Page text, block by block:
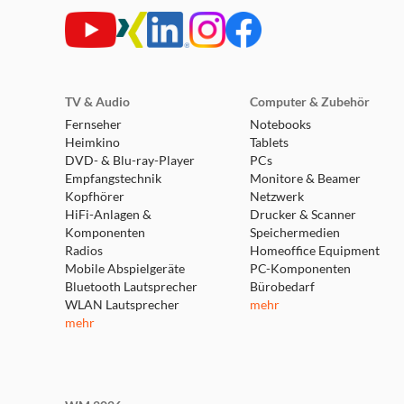
UNTER DER HAUBE
Wie entwickelt man eine bessere Webcam?
PRÄZISE AUFNAHME
Das speziell entwickelte Premium-Objektiv und
farbgetreues Bild. Mit diesem leistungsstarken
ROBUSTE BILDENGINE
Hier findet die Magie statt. Ein ultraschneller
erfolgen automatisch, bei anderen hast du die
ULTRASCHNELLES USB
Erlebe die geballte Power von USB 3.0. Zum
USB 2.0 ist ebenfalls gewährleistet, dann
TV & Audio
Fernseher
Heimkino
DVD- & Blu-ray-Player
Empfangstechnik
Kopfhörer
HiFi-Anlagen &
Komponenten
Radios
Mobile Abspielgeräte
Bluetooth Lautsprecher
WLAN Lautsprecher
mehr
Computer & Zubehör
Notebooks
Tablets
PCs
Monitore & Beamer
Netzwerk
Drucker & Scanner
Speichermedien
Homeoffice Equipment
PC-Komponenten
Bürobedarf
mehr